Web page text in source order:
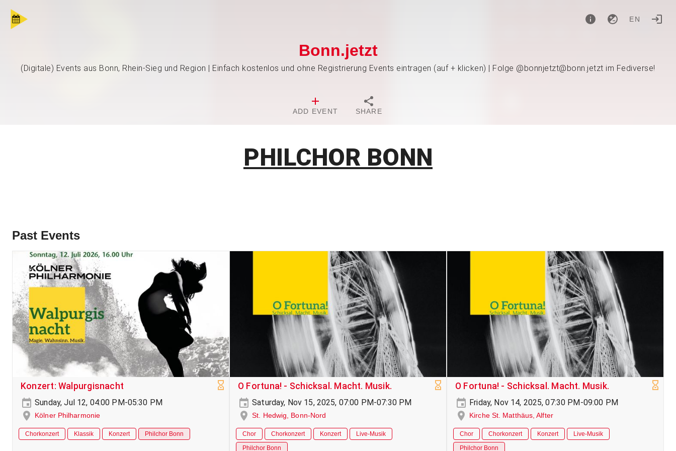
EN
Bonn.jetzt
(Digitale) Events aus Bonn, Rhein-Sieg und Region | Einfach kostenlos und ohne Registrierung Events eintragen (auf + klicken) | Folge @bonnjetzt@bonn.jetzt im Fediverse!
ADD EVENT SHARE
PHILCHOR BONN
Past Events
Konzert: Walpurgisnacht
Sunday, Jul 12, 04:00 PM-05:30 PM
Kölner Philharmonie
Chorkonzert Klassik Konzert Philchor Bonn
O Fortuna! - Schicksal. Macht. Musik.
Saturday, Nov 15, 2025, 07:00 PM-07:30 PM
St. Hedwig, Bonn-Nord
Chor Chorkonzert Konzert
Live-Musik
Philchor Bonn
O Fortuna! - Schicksal. Macht. Musik.
Friday, Nov 14, 2025, 07:30 PM-09:00 PM
Kirche St. Matthäus, Alfter
Chor Chorkonzert Konzert
Live-Musik
Philchor Bonn